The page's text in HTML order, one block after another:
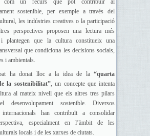
com un recurs que pot contribuir al
sostenible, per exemple a través del
les indústries creatives o la participació
perspectives proposen una lectura més
i plantegen que la cultura constitueix una
que condiciona les decisions socials,
i ambientals.
ha donat lloc a la idea de la“quarta
la sostenibilitat”, un concepte que intenta
al mateix nivell que els altres tres pilars
desenvolupament sostenible. Diversos
internacionals han contribuït a consolidar
especialment en l’àmbit de les
locals i de les xarxes de ciutats.